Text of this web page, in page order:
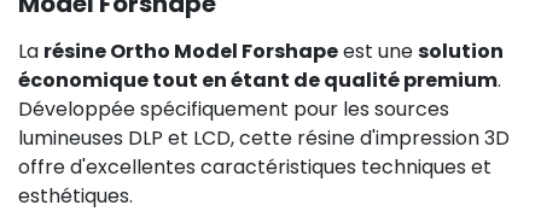
La résine Ortho Model Forshapeest unesolution
économique tout en étant de qualité premium.
Développée spécifiquement pour les sources
lumineuses DLP et LCD, cette résine d'impression 3D
offre d'excellentes caractéristiques techniques et
esthétiques.